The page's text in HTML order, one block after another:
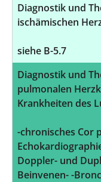
Diagnostik und
ischämischen
siehe B-5.7
Diagnostik und
pulmonalen
Krankheiten des
-chronisches Cor
Doppler- und
Beinvenen- -